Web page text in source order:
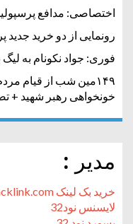
اختصاصی: مدافع
رونمایی از دو خرید
فوری: جواد نکونام به
۱۴۹مین شب از قیام
خونخواهی رهبر شهید +
مدیر :
خرید بک لینک behtarinbacklink.com
لایسنس نود32